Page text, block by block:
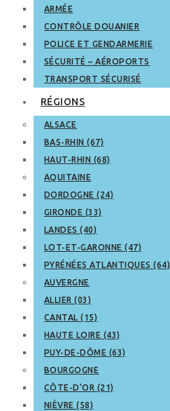
ARMÉE
CONTRÔLE DOUANIER
POLICE ET GENDARMERIE
SÉCURITÉ – AÉROPORTS
TRANSPORT SÉCURISÉ
RÉGIONS
ALSACE
BAS-RHIN (67)
HAUT-RHIN (68)
AQUITAINE
DORDOGNE (24)
GIRONDE (33)
LANDES (40)
LOT-ET-GARONNE (47)
PYRÉNÉES ATLANTIQUES (64)
AUVERGNE
ALLIER (03)
CANTAL (15)
HAUTE LOIRE (43)
PUY-DE-DÔME (63)
BOURGOGNE
CÔTE-D’OR (21)
NIÈVRE (58)